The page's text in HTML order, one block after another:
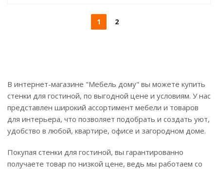
1 2
В интернет-магазине "Мебель дому" вы можете купить
стенки для гостиной, по выгодной цене и условиям. У нас
представлен широкий ассортимент мебели и товаров
для интерьера, что позволяет подобрать и создать уют,
удобство в любой, квартире, офисе и загородном доме.
Покупая стенки для гостиной, вы гарантированно
получаете товар по низкой цене, ведь мы работаем со